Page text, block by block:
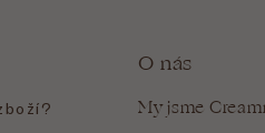
O nás
My jsme